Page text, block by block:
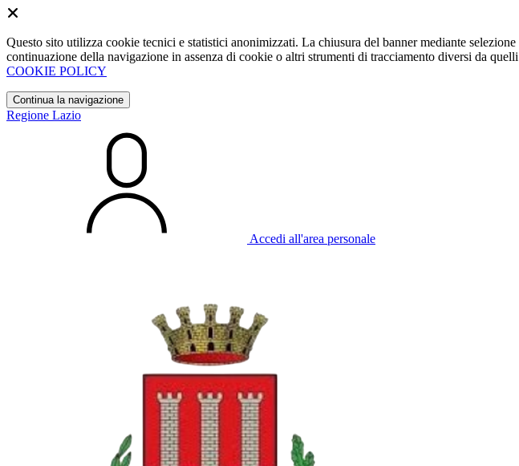
Questo sito utilizza cookie tecnici e statistici anonimizzati. La chiusura del banner mediante
continuazione della navigazione in assenza di cookie o altri strumenti di tracciamento diversi da
COOKIE POLICY
Continua la navigazione
Regione Lazio
Accedi all'area personale